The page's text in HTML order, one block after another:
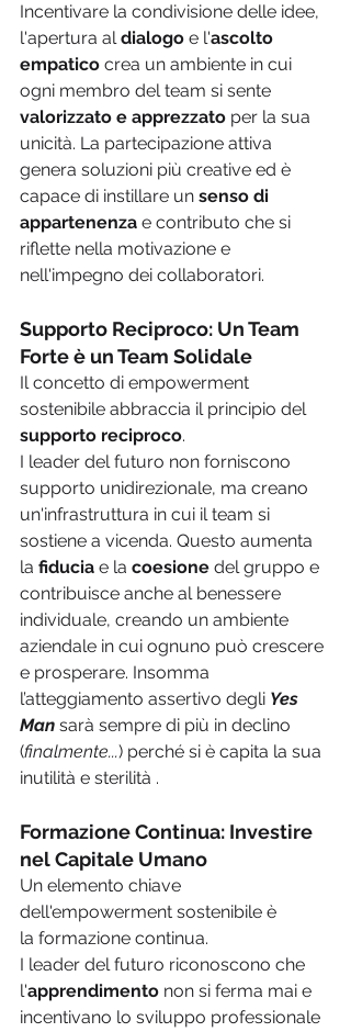
Incentivare la condivisione delle idee,
l'apertura al dialogo e l'ascolto
empatico crea un ambiente in cui
ogni membro del team si sente
valorizzato e apprezzato per la sua
unicità. La partecipazione attiva
genera soluzioni più creative ed è
capace di instillare un senso di
appartenenza e contributo che si
riflette nella motivazione e
nell'impegno dei collaboratori.
Supporto Reciproco: Un Team
Forte è un Team Solidale
Il concetto di empowerment
sostenibile abbraccia il principio del
supporto reciproco.
I leader del futuro non forniscono
supporto unidirezionale, ma creano
un'infrastruttura in cui il team si
sostiene a vicenda. Questo aumenta
la fiducia e la coesione del gruppo e
contribuisce anche al benessere
individuale, creando un ambiente
aziendale in cui ognuno può crescere
e prosperare. Insomma
l’atteggiamento assertivo degli Yes
Man sarà sempre di più in declino
(finalmente...) perché si è capita la sua
inutilità e sterilità .
Formazione Continua: Investire
nel Capitale Umano
Un elemento chiave
dell'empowerment sostenibile è
la formazione continua.
I leader del futuro riconoscono che
l'apprendimento non si ferma mai e
incentivano lo sviluppo professionale